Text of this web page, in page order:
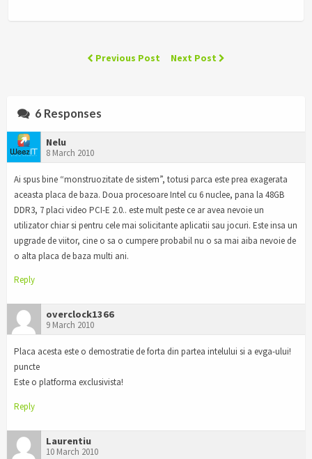
Previous Post Next Post
6 Responses
Nelu
8 March 2010
Ai spus bine “monstruozitate de sistem”, totusi parca este prea exagerata
aceasta placa de baza. Doua procesoare Intel cu 6 nuclee, pana la 48GB
DDR3, 7 placi video PCI-E 2.0.. este mult peste ce ar avea nevoie un
utilizator chiar si pentru cele mai solicitante aplicatii sau jocuri. Este insa un
upgrade de viitor, cine o sa o cumpere probabil nu o sa mai aiba nevoie de
o alta placa de baza multi ani.
Reply
overclock1366
9 March 2010
Placa acesta este o demostratie de forta din partea intelului si a evga-ului!
puncte
Este o platforma exclusivista!
Reply
Laurentiu
10 March 2010